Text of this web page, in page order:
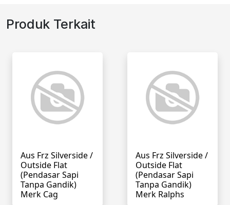
Produk Terkait
Aus Frz Silverside /
Outside Flat
(pendasar Sapi
Tanpa Gandik)
Merk Cag
Aus Frz Silverside /
Outside Flat
(pendasar Sapi
Tanpa Gandik)
Merk Ralphs